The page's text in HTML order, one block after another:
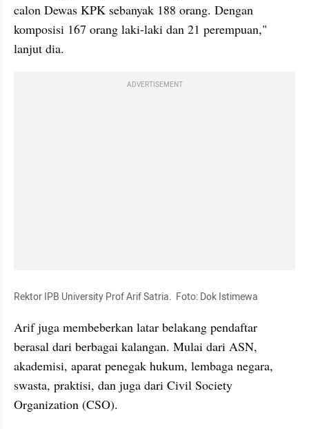
calon Dewas KPK sebanyak 188 orang. Dengan
komposisi 167 orang laki-laki dan 21 perempuan,"
lanjut dia.
ADVERTISEMENT
Rektor IPB University Prof Arif Satria.  Foto: Dok Istimewa
Arif juga membeberkan latar belakang pendaftar
berasal dari berbagai kalangan. Mulai dari ASN,
akademisi, aparat penegak hukum, lembaga negara,
swasta, praktisi, dan juga dari Civil Society
Organization (CSO).